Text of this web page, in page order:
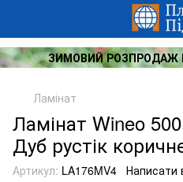
ЗИМОВИЙ РОЗПРОДАЖ
Ламінат
Ламінат Wineo
Дуб рустік
Артикул: LA176MV4 Написати